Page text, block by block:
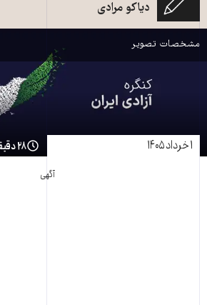
دیاکو مرادی
نمایش
مشخصات تصویر
کنگره آزادی ایران
۱ خرداد ۱۴۰۵ ۲۸ دقیقه
آگهی